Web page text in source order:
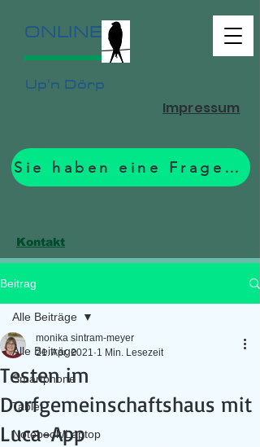
ONLINE
Up'n Dörp
Sie haben eine Frage? Zum Formular.
Impressum
Kontakt
Beitrag
Alle Beiträge
Smartphone
Tablet
Notebook/Laptop
Alle Beiträge
Testen im
Dorfgemeinschaftshaus mit
Luca-App
monika sintram-meyer
21. Apr. 2021 1 Min. Lesezeit